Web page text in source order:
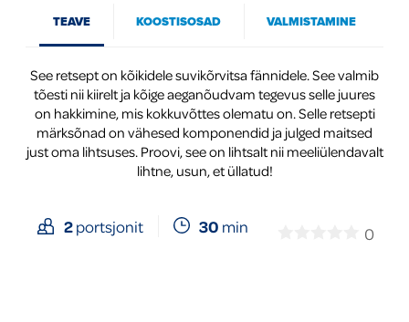
Global
TEAVE KOOSTISOSAD VALMISTAMINE
See retsept on kõikidele suvikõrvitsa fännidele. See valmib
tõesti nii kiirelt ja kõige aeganõudvam tegevus selle juures
on hakkimine, mis kokkuvõttes olematu on. Selle retsepti
märksõnad on vähesed komponendid ja julged maitsed
just oma lihtsuses. Proovi, see on lihtsalt nii meeliülendavalt
lihtne, usun, et üllatud!
2portsjonit 30 min 0